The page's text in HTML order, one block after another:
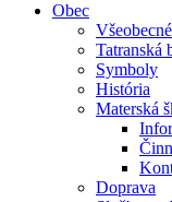
Obec
Tatranská
Symboly
História
Materská
Doprava